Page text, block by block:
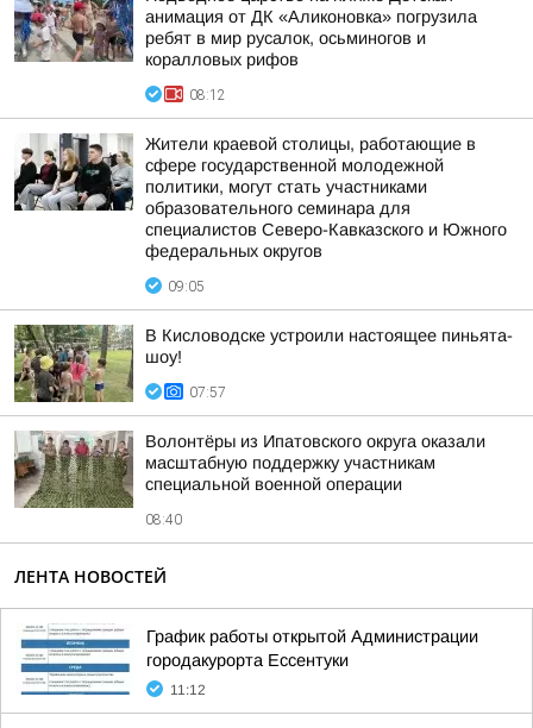
анимация от ДК «Аликоновка» погрузила
ребят в мир русалок, осьминогов и
коралловых рифов
08:12
Жители краевой столицы, работающие в
сфере государственной молодежной
политики, могут стать участниками
образовательного семинара для
специалистов Северо-Кавказского и Южного
федеральных округов
09:05
В Кисловодске устроили настоящее пиньята-
шоу!
07:57
Волонтёры из Ипатовского округа оказали
масштабную поддержку участникам
специальной военной операции
08:40
ЛЕНТА НОВОСТЕЙ
График работы открытой Администрации
городакурорта Ессентуки
11:12